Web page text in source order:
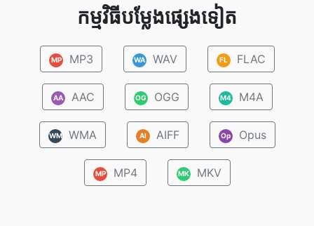
កម្មវិធីបម្លែងផ្សេងទៀត
MP MP3 WA WAV FL FLAC
AA AAC OG OGG M4 M4A
WM WMA AI AIFF Op Opus
MP MP4 MK MKV